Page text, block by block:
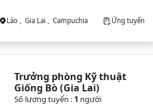
Lào , Gia Lai , Campuchia Ứng tuyển
Trưởng phòng Kỹ thuật
Giống Bò (Gia Lai)
Số lượng tuyển : 1 người